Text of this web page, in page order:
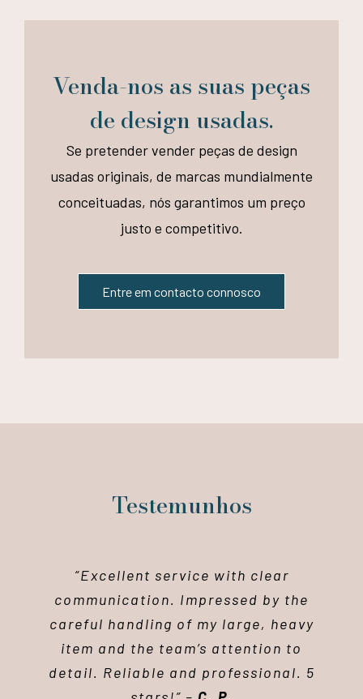
Venda-nos as suas peças
de design usadas.
Se pretender vender peças de design
usadas originais, de marcas mundialmente
conceituadas, nós garantimos um preço
justo e competitivo.
Entre em contacto connosco
Testemunhos
“Excellent service with clear
communication. Impressed by the
careful handling of my large, heavy
item and the team’s attention to
detail. Reliable and professional. 5